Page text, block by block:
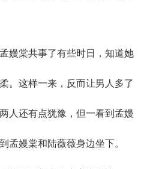
棠共事了有些时日，知道她
。这样一来，反而让男人多了
人还有点犹豫，但一看到孟嫚
孟嫚棠和陆薇薇身边坐下。